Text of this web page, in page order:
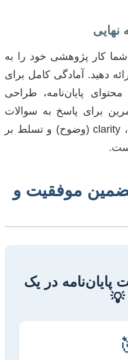
کار پژوهشی خود را به
دهید. آمادگی کامل برای
پایان‌نامه، طراحی
برای پاسخ به سوالات
احتمالی است. اعتماد به نفس، clarity (وضوح) و تسلط بر
موفقیت و
پایان‌نامه در یک
💡